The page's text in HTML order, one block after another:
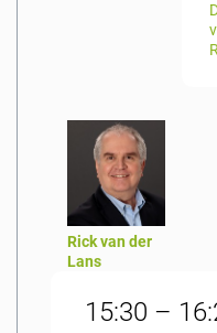
Rick van der
Lans
15:30 –